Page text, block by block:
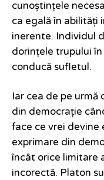
cunoștințele
ca egală în abilități
inerente. Individul
dorințele trupului în
conducă sufletul.
Iar cea de pe urmă
din democrație
face ce vrei devine
exprimare din
încât orice limitare
incorectă. Platon